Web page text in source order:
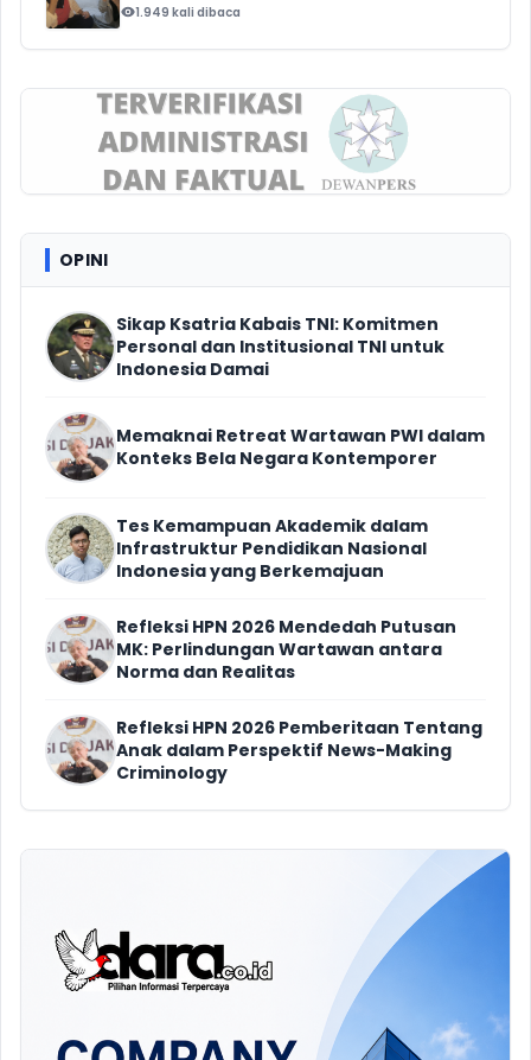
1.949 kali dibaca
OPINI
Sikap Ksatria Kabais TNI: Komitmen
Personal dan Institusional TNI untuk
Indonesia Damai
Memaknai Retreat Wartawan PWI dalam
Konteks Bela Negara Kontemporer
Tes Kemampuan Akademik dalam
Infrastruktur Pendidikan Nasional
Indonesia yang Berkemajuan
Refleksi HPN 2026 Mendedah Putusan
MK: Perlindungan Wartawan antara
Norma dan Realitas
Refleksi HPN 2026 Pemberitaan Tentang
Anak dalam Perspektif News-Making
Criminology